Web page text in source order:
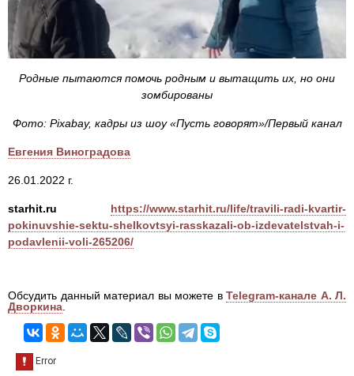
Родные пытаются помочь родным и вытащить их, но они
зомбированы
Фото: Pixabay, кадры из шоу «Пусть говорят»/Первый канал
Евгения Виноградова
26.01.2022 г.
starhit.ru
https://www.starhit.ru/life/travili-radi-kvartir-
pokinuvshie-sektu-shelkovtsyi-rasskazali-ob-izdevatelstvah-i-
podavlenii-voli-265206/
Обсудить данный материал вы можете в Telegram-канале А. Л.
Дворкина